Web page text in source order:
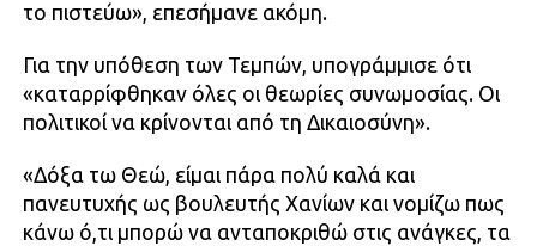
το πιστεύω», επεσήμανε ακόμη.
Για την υπόθεση των Τεμπών, υπογράμμισε ότι
«καταρρίφθηκαν όλες οι θεωρίες συνωμοσίας. Οι
πολιτικοί να κρίνονται από τη Δικαιοσύνη».
«Δόξα τω Θεώ, είμαι πάρα πολύ καλά και
πανευτυχής ως βουλευτής Χανίων και νομίζω πως
κάνω ό,τι μπορώ να ανταποκριθώ στις ανάγκες, τα